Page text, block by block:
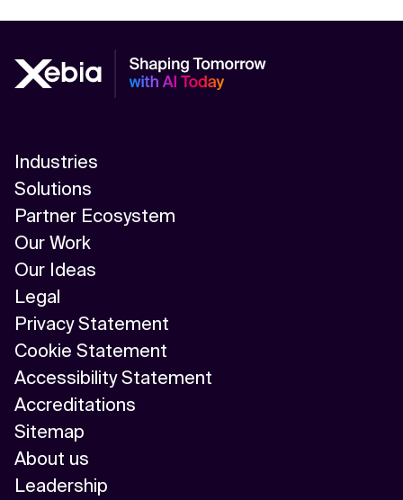
Industries
Solutions
Partner Ecosystem
Our Work
Our Ideas
Legal
Privacy Statement
Cookie Statement
Accessibility Statement
Accreditations
Sitemap
About us
Leadership